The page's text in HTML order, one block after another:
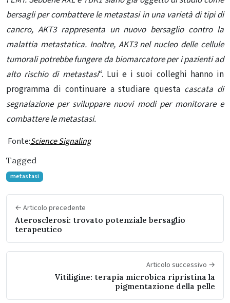
bersagli per combattere le metastasi in una varietà di tipi di
cancro, AKT3 rappresenta un nuovo bersaglio contro la
malattia metastatica. Inoltre, AKT3 nel nucleo delle cellule
tumorali potrebbe fungere da biomarcatore per i pazienti ad
alto rischio di metastasi“. Lui e i suoi colleghi hanno in
programma di continuare a studiare questa cascata di
segnalazione per sviluppare nuovi modi per monitorare e
combattere le metastasi.
Fonte:Science Signaling
Tagged
metastasi
← Articolo precedente
Aterosclerosi: trovato potenziale bersaglio
terapeutico
Articolo successivo →
Vitiligine: terapia microbica ripristina la
pigmentazione della pelle